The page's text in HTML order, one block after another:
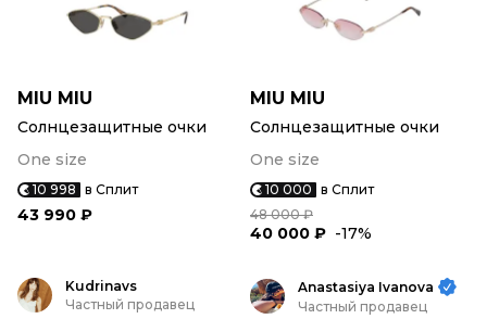
MIU MIU
Солнцезащитные очки
One size
10 998 в Сплит
43 990 ₽
MIU MIU
Солнцезащитные очки
One size
10 000 в Сплит
48 000 ₽
40 000 ₽ -17%
Kudrinavs
Частный продавец
Anastasiya Ivanova
Частный продавец